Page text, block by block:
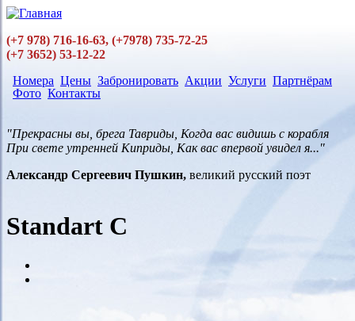
Перейти к основному содержанию
(+7 978) 716-16-63, (+7978) 735-72-25
(+7 3652) 53-12-22
Main menu
Номера Цены Забронировать Акции Услуги Партнёрам
Фото Контакты
"Прекрасны вы, брега Тавриды, Когда вас видишь с корабля
При свете утренней Киприды, Как вас впервой увидел я..."
Александр Сергеевич Пушкин, великий русский поэт
Standart С